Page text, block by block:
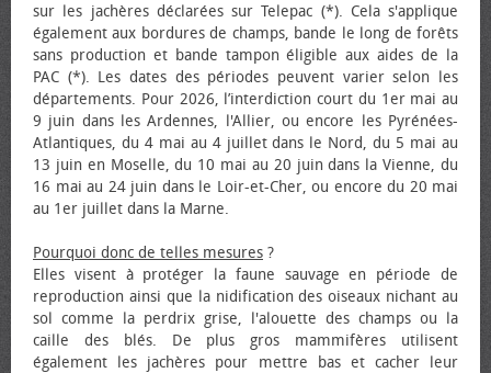
sur les jachères déclarées sur Telepac (*). Cela s'applique
également aux bordures de champs, bande le long de forêts
sans production et bande tampon éligible aux aides de la
PAC (*). Les dates des périodes peuvent varier selon les
départements. Pour 2026, l’interdiction court du 1er mai au
9 juin dans les Ardennes, l'Allier, ou encore les Pyrénées-
Atlantiques, du 4 mai au 4 juillet dans le Nord, du 5 mai au
13 juin en Moselle, du 10 mai au 20 juin dans la Vienne, du
16 mai au 24 juin dans le Loir-et-Cher, ou encore du 20 mai
au 1er juillet dans la Marne.
Pourquoi donc de telles mesures ?
Elles visent à protéger la faune sauvage en période de
reproduction ainsi que la nidification des oiseaux nichant au
sol comme la perdrix grise, l'alouette des champs ou la
caille des blés. De plus gros mammifères utilisent
également les jachères pour mettre bas et cacher leur